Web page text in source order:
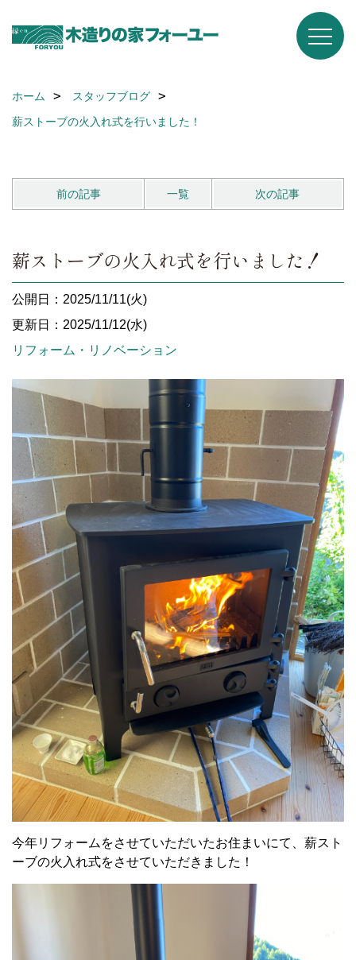
ホーム
スタッフブログ
薪ストーブの火入れ式を行いました！
前の記事 一覧 次の記事
薪ストーブの火入れ式を行いました！
公開日：2025/11/11(火)
更新日：2025/11/12(水)
リフォーム・リノベーション
今年リフォームをさせていただいたお住まいにて、薪スト
ーブの火入れ式をさせていただきました！